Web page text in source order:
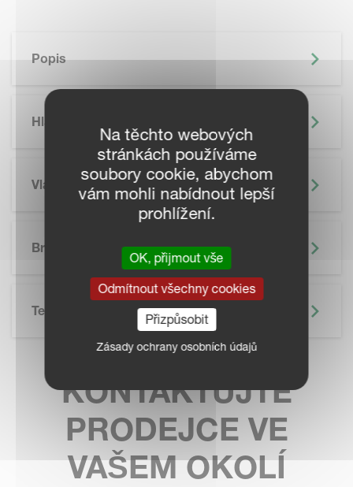
Popis
Hlavní Výhody
Vlastnosti
Brožura
Technické Údaje
KONTAKTUJTE
PRODEJCE VE
VAŠEM OKOLÍ
Na těchto webových
stránkách používáme
soubory cookie, abychom
vám mohli nabídnout lepší
prohlížení.
OK, přijmout vše
Odmítnout všechny cookies
Přizpůsobit
Zásady ochrany osobních údajů